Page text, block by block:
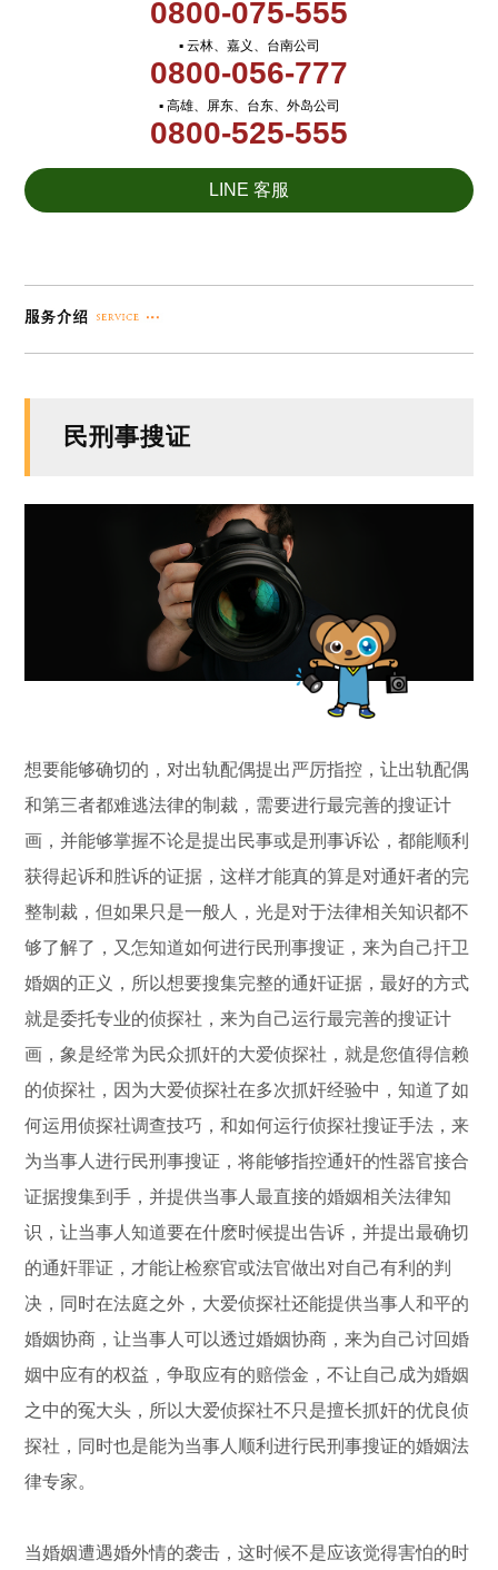
0800-075-555
▪ 云林、嘉义、台南公司
0800-056-777
▪ 高雄、屏东、台东、外岛公司
0800-525-555
LINE 客服
民刑事搜证
想要能够确切的，对出轨配偶提出严厉指控，让出轨配偶
和第三者都难逃法律的制裁，需要进行最完善的搜证计
画，并能够掌握不论是提出民事或是刑事诉讼，都能顺利
获得起诉和胜诉的证据，这样才能真的算是对通奸者的完
整制裁，但如果只是一般人，光是对于法律相关知识都不
够了解了，又怎知道如何进行民刑事搜证，来为自己扞卫
婚姻的正义，所以想要搜集完整的通奸证据，最好的方式
就是委托专业的侦探社，来为自己运行最完善的搜证计
画，象是经常为民众抓奸的大爱侦探社，就是您值得信赖
的侦探社，因为大爱侦探社在多次抓奸经验中，知道了如
何运用侦探社调查技巧，和如何运行侦探社搜证手法，来
为当事人进行民刑事搜证，将能够指控通奸的性器官接合
证据搜集到手，并提供当事人最直接的婚姻相关法律知
识，让当事人知道要在什麽时候提出告诉，并提出最确切
的通奸罪证，才能让检察官或法官做出对自己有利的判
决，同时在法庭之外，大爱侦探社还能提供当事人和平的
婚姻协商，让当事人可以透过婚姻协商，来为自己讨回婚
姻中应有的权益，争取应有的赔偿金，不让自己成为婚姻
之中的冤大头，所以大爱侦探社不只是擅长抓奸的优良侦
探社，同时也是能为当事人顺利进行民刑事搜证的婚姻法
律专家。
当婚姻遭遇婚外情的袭击，这时候不是应该觉得害怕的时